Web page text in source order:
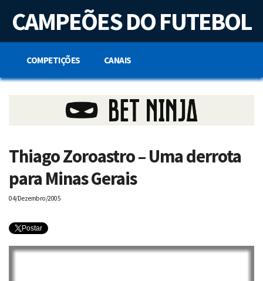
t
n
CAMPEÕES DO FUTEBOL
COMPETIÇÕES CANAIS
Thiago Zoroastro – Uma derrota
para Minas Gerais
04/Dezembro/2005
Postar